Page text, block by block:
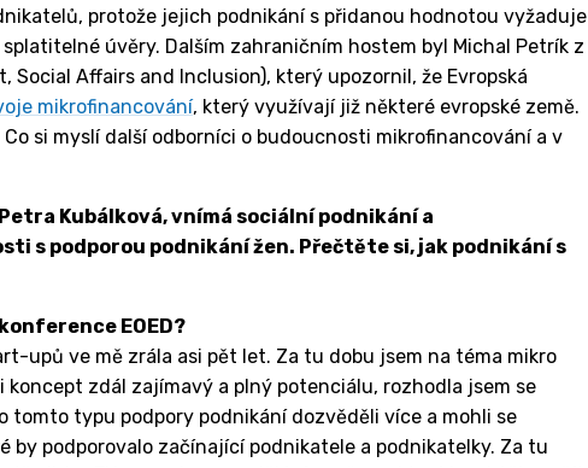
protože jejich podnikání s přidanou hodnotou vyžaduje
úvěry. Dalším zahraničním hostem byl Michal Petrík z
Social Affairs and Inclusion), který upozornil, že Evropská
mikrofinancování, který využívají již některé evropské země.
si myslí další odborníci o budoucnosti mikrofinancování a v
Kubálková, vnímá sociální podnikání a
s podporou podnikání žen. Přečtěte si, jak podnikání s
EOED?
upů ve mě zrála asi pět let. Za tu dobu jsem na téma mikro
koncept zdál zajímavý a plný potenciálu, rozhodla jsem se
tomto typu podpory podnikání dozvěděli více a mohli se
podporovalo začínající podnikatele a podnikatelky. Za tu